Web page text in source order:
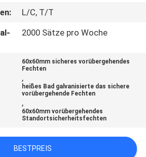
L/C, T/T
2000 Sätze pro Woche
60x60mm sicheres vorübergehendes
Fechten
,
heißes Bad galvanisierte das sichere
vorübergehende Fechten
,
60x60mm vorübergehendes
Standortsicherheitsfechten
BESTPREIS